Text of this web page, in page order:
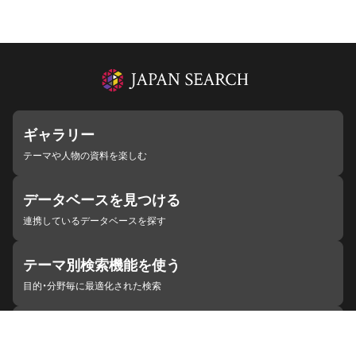
ギャラリー
テーマや人物の資料を楽しむ
データベースを見つける
連携しているデータベースを探す
テーマ別検索機能を使う
目的・分野毎に最適化された検索